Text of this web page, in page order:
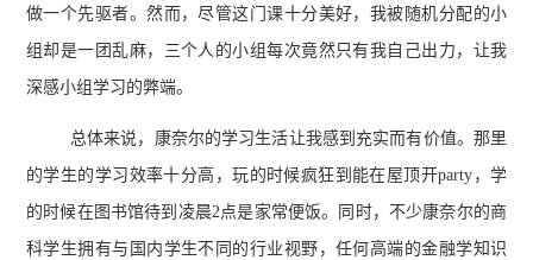
做一个先驱者。然而，尽管这门课十分美好，我被随机分配的小
组却是一团乱麻，三个人的小组每次竟然只有我自己出力，让我
深感小组学习的弊端。
总体来说，康奈尔的学习生活让我感到充实而有价值。那里
的学生的学习效率十分高，玩的时候疯狂到能在屋顶开party，学
的时候在图书馆待到凌晨2点是家常便饭。同时，不少康奈尔的商
科学生拥有与国内学生不同的行业视野，任何高端的金融学知识